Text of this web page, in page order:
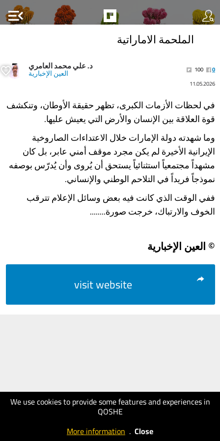
menu_open
We use cookies to provide some features and experiences in
QOSHE
More information . Close
الملحمة الاماراتية
د. علي محمد العامري
العين الإخبارية 100
0
11.05.2026
في لحظات الأزمات الكبرى، تظهر حقيقة الأوطان، وتنكشف
قوة العلاقة بين الإنسان والأرض التي يعيش عليها.
وما شهدته دولة الإمارات خلال الاعتداءات الصاروخية
الإيرانية الأخيرة لم يكن مجرد موقف أمني عابر، بل كان
مشهداً مجتمعياً استثنائياً يستحق أن يُروى وأن يُدرّس بوصفه
نموذجاً فريداً في التلاحم الوطني والإنساني.
ففي الوقت الذي كانت فيه بعض وسائل الإعلام تترقب
الخوف والارتباك، خرجت صورة........
© العين الإخبارية
visit website